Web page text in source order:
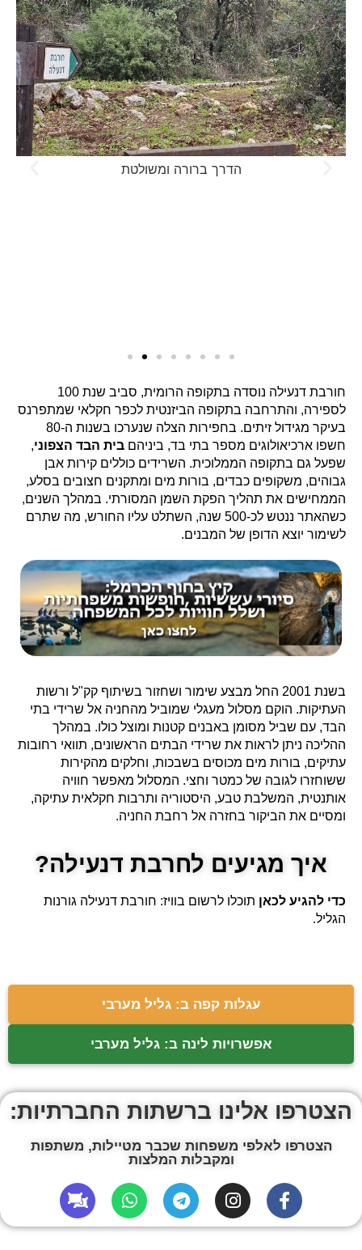
הדרך ברורה ומשולטת
חורבת דנעילה נוסדה בתקופה הרומית, סביב שנת 100
לספירה, והתרחבה בתקופה הביזנטית לכפר חקלאי שמתפרנס
בעיקר מגידול זיתים. בחפירות הצלה שנערכו בשנות ה-80
חשפו ארכיאולוגים מספר בתי בד, ביניהם בית הבד הצפוני,
שפעל גם בתקופה הממלוכית. השרידים כוללים קירות אבן
גבוהים, משקופים כבדים, בורות מים ומתקנים חצובים בסלע,
הממחישים את תהליך הפקת השמן המסורתי. במהלך השנים,
כשהאתר ננטש לכ-500 שנה, השתלט עליו החורש, מה שתרם
לשימור יוצא הדופן של המבנים.
בשנת 2001 החל מבצע שימור ושחזור בשיתוף קק"ל ורשות
העתיקות. הוקם מסלול מעגלי שמוביל מהחניה אל שרידי בתי
הבד, עם שביל מסומן באבנים קטנות ומוצל כולו. במהלך
ההליכה ניתן לראות את שרידי הבתים הראשונים, תוואי רחובות
עתיקים, בורות מים מכוסים בשבכות, וחלקים מהקירות
ששוחזרו לגובה של כמטר וחצי. המסלול מאפשר חוויה
אותנטית, המשלבת טבע, היסטוריה ותרבות חקלאית עתיקה,
ומסיים את הביקור בחזרה אל רחבת החניה.
איך מגיעים לחרבת דנעילה?
כדי להגיע לכאן תוכלו לרשום בוויז: חורבת דנעילה גורנות
הגליל.
עגלות קפה ב: גליל מערבי
אפשרויות לינה ב: גליל מערבי
הצטרפו אלינו ברשתות החברתיות:
הצטרפו לאלפי משפחות שכבר מטיילות, משתפות
ומקבלות המלצות